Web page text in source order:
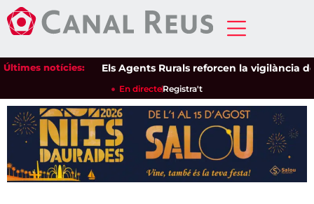
Últimes notícies:Els Agents Rurals reforcen la vigilància dels
En directeRegistra't